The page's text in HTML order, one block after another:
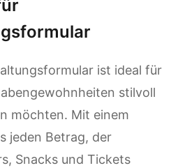
ist ideal für
stilvoll
möchten. Mit einem
jeden Betrag, der
Snacks und Tickets